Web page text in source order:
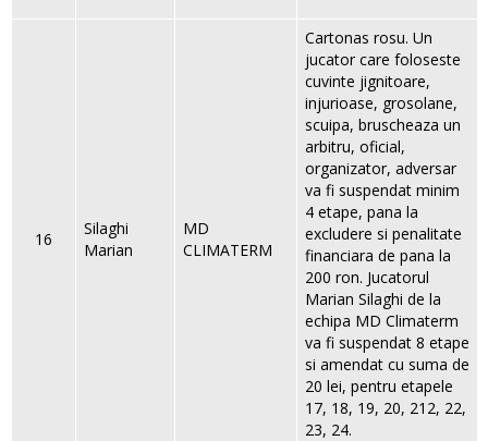
16
Silaghi
Marian
MD
CLIMATERM
Cartonas rosu. Un
jucator care foloseste
cuvinte jignitoare,
injurioase, grosolane,
scuipa, bruscheaza un
arbitru, oficial,
organizator, adversar
va fi suspendat minim
4 etape, pana la
excludere si penalitate
financiara de pana la
200 ron. Jucatorul
Marian Silaghi de la
echipa MD Climaterm
va fi suspendat 8 etape
si amendat cu suma de
20 lei, pentru etapele
17, 18, 19, 20, 212, 22,
23, 24.